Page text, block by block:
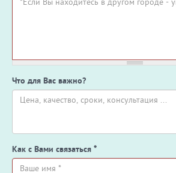
Что для Вас важно?
Как с Вами связаться *